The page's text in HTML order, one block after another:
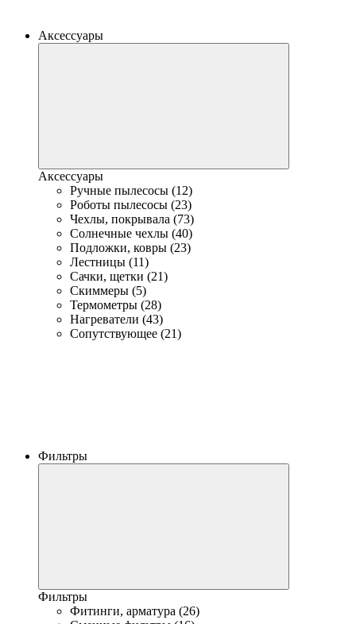
Аксессуары
Аксессуары
Ручные пылесосы (12)
Роботы пылесосы (23)
Чехлы, покрывала (73)
Солнечные чехлы (40)
Подложки, ковры (23)
Лестницы (11)
Сачки, щетки (21)
Скиммеры (5)
Термометры (28)
Нагреватели (43)
Сопутствующее (21)
Фильтры
Фильтры
Фитинги, арматура (26)